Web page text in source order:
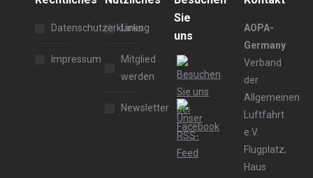
Datenschutzerklärung
Impressum
Links
Mitglied
werden
Newsletter
Sie
uns
AOPA-
Germany
Verband
der
Allgemeinen
Luftfahrt
e.V.
Flugplatz,
Haus